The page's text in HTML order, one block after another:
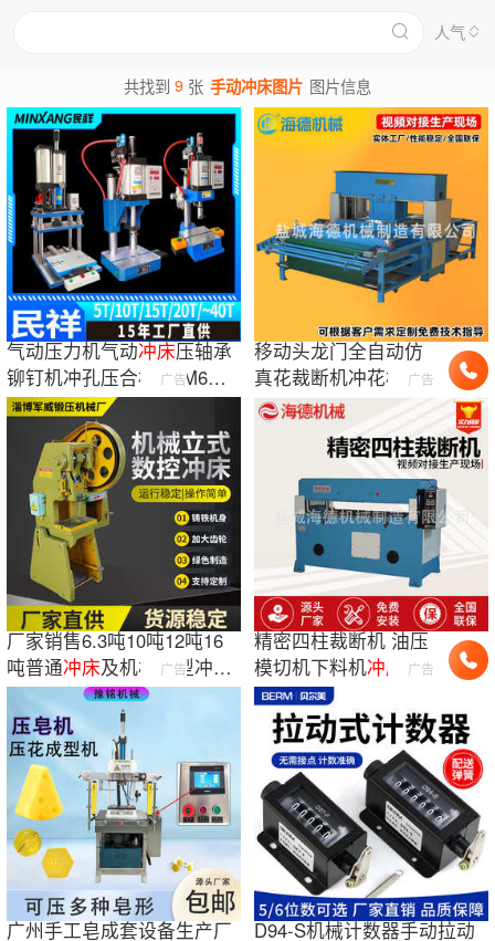
人气
共找到9 张 手动冲床图片 图片信息
气动压力机气动冲床压轴承
铆钉机冲孔压合机M5M6螺
柱压铆机
广告
移动头龙门全自动仿
真花裁断机冲花机自
动液压裁断机冲切机
模切机
广告
厂家销售6.3吨10吨12吨16
吨普通冲床及机械小型冲孔
机
广告
精密四柱裁断机 油压
模切机下料机冲床
液
压皮革冲切机裁断机
广告
广州手工皂成套设备生产厂
D94-S机械计数器手动拉动